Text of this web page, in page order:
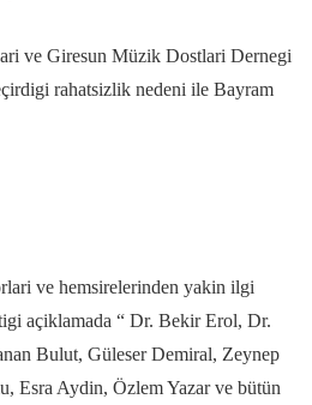
ve Giresun Müzik Dostlari Dernegi
rahatsizlik nedeni ile Bayram
ve hemsirelerinden yakin ilgi
açiklamada “ Dr. Bekir Erol, Dr.
Bulut, Güleser Demiral, Zeynep
Esra Aydin, Özlem Yazar ve bütün